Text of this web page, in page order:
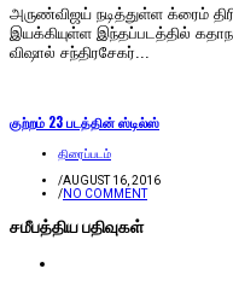
அருண்விஜய் நடித்துள்ள க்ரைம்
இயக்கியுள்ள இந்தப்படத்தில்
விஷால் சந்திரசேகர்...
குற்றம் 23 படத்தின் ஸ்டில்ஸ்
திரைப்படம்
/AUGUST 16, 2016
/NO COMMENT
சமீபத்திய பதிவுகள்